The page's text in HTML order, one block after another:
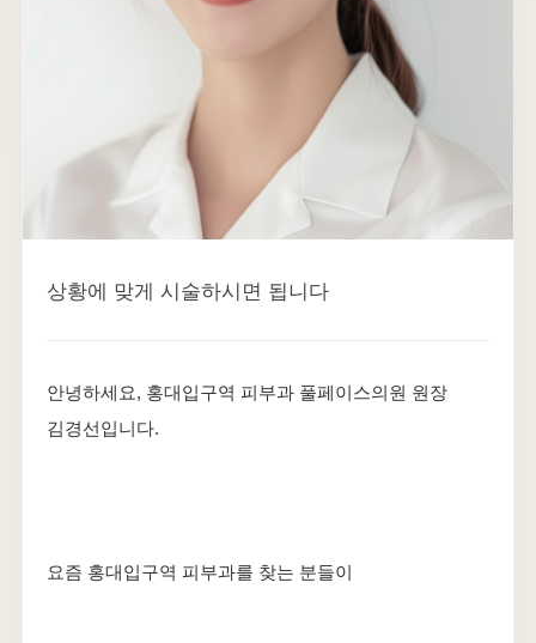
상황에 맞게 시술하시면 됩니다
안녕하세요, 홍대입구역 피부과 풀페이스의원 원장
김경선입니다.
요즘 홍대입구역 피부과를 찾는 분들이